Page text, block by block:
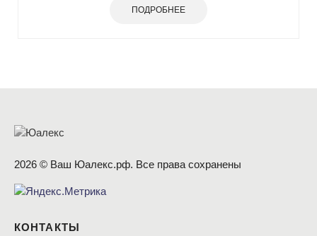
ПОДРОБНЕЕ
2026 © Ваш Юалекс.рф. Все права сохранены
КОНТАКТЫ